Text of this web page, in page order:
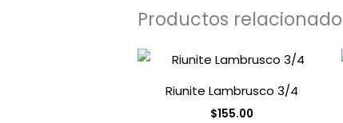
Productos
Riunite Lambrusco 3/4
$155.00